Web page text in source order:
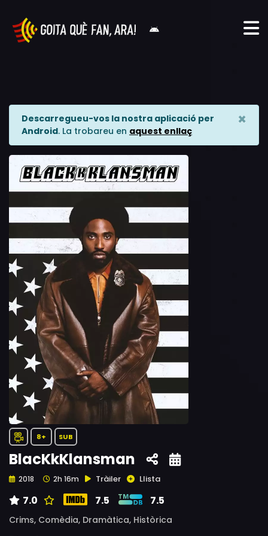
Descarregueu-vos la nostra aplicació per
Android. La trobareu en aquest enllaç
×
8+ SUB
BlacKkKlansman
2018 2h 16m Tràiler Llista
7.0 7.5 7.5
Crims, Comèdia, Dramàtica, Històrica